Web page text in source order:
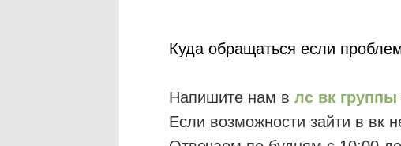
Куда обращаться если
Напишите нам в лс вк группы
Если возможности зайти в вк